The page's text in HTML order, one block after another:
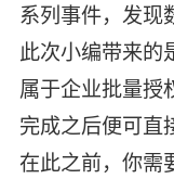
系列事件，发现
此次小编带来的
属于企业批量授
完成之后便可直
在此之前，你需